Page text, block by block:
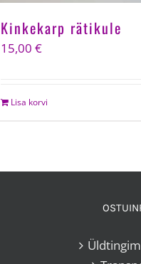
Kinkekarp rätikule
15,00 €
Lisa korvi